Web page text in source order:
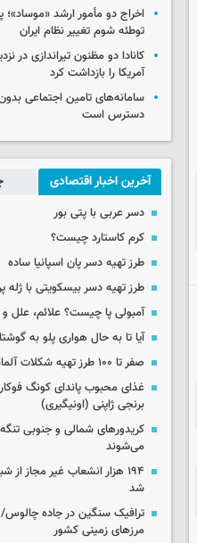
اخراج دو مأمور ارشد
توطئه شوم تغییر نظام ایران
کانادا دو مظنون تیراندازی در
آمریکا را بازداشت کرد
سامانه‌های تامین اجتماعی
دسترس است
آخرین اخبار اقتصادی
دسر عربی با پتی بور
کرم کاستارد چیست؟
طرز تهیه دسر پان اسپانیا ساده
طرز تهیه دسر بیسکویتی با ژله
آمبولی پا چیست؟ علائم، علل و
آیا تا به حال هواری پلو به
صفر تا ۱۰۰ طرز تهیه شکلات آلمانی
غذای محبوب پاندای کونگ
برنجی ژاپنی (اونیگیری)
کریدورهای شمالی و جنوبی
می‌شوند
۱۹۴ هزار انشعاب غیر مجاز
شد
ترافیک سنگین در جاده چالوس/
مرزهای زمینی کشور